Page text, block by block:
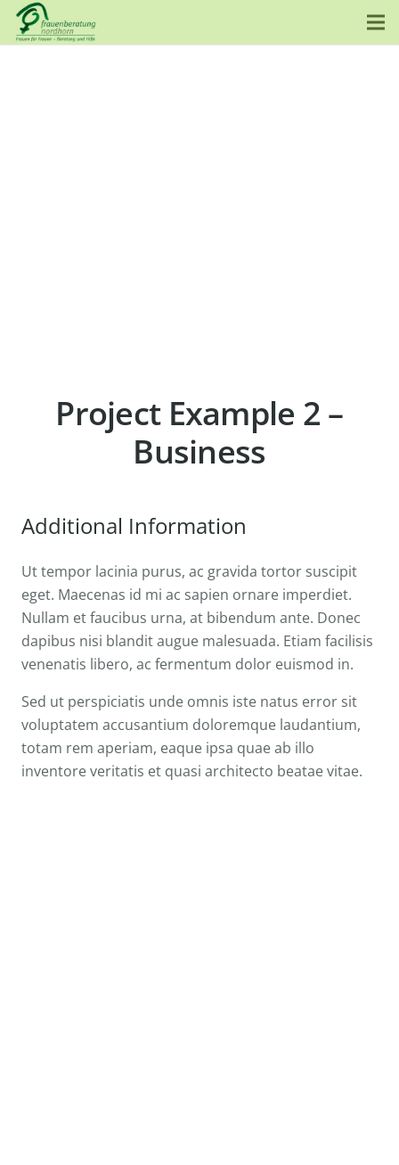
Project Example 2 –
Business
Additional Information
Ut tempor lacinia purus, ac gravida tortor suscipit
eget. Maecenas id mi ac sapien ornare imperdiet.
Nullam et faucibus urna, at bibendum ante. Donec
dapibus nisi blandit augue malesuada. Etiam facilisis
venenatis libero, ac fermentum dolor euismod in.
Sed ut perspiciatis unde omnis iste natus error sit
voluptatem accusantium doloremque laudantium,
totam rem aperiam, eaque ipsa quae ab illo
inventore veritatis et quasi architecto beatae vitae.